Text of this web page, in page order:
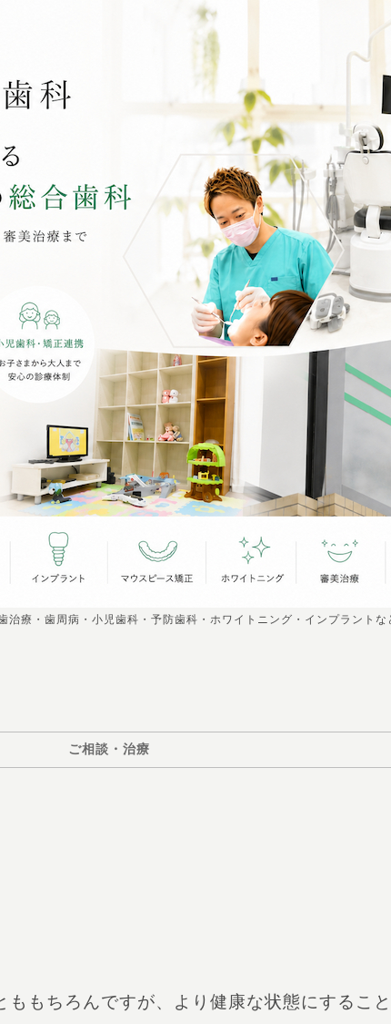
治療・歯周病・小児歯科・予防歯科・ホワイトニング・インプラント
ご相談・治療
もちろんですが、より健康な状態にすること